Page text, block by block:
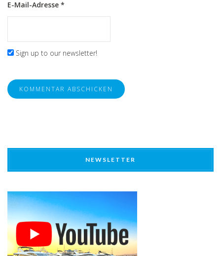
E-Mail-Adresse *
Sign up to our newsletter!
NEWSLETTER